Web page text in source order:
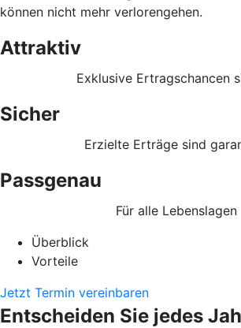
können nicht mehr verlorengehen.
Attraktiv
Exklusive Ertragschancen
Sicher
Erzielte Erträge sind
Passgenau
Für alle Lebenslagen
Überblick
Vorteile
Jetzt Termin vereinbaren
Entscheiden Sie jedes